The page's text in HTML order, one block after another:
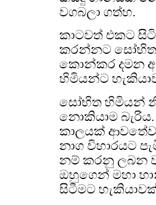
වගබලා ගත්හ.
කාටවත් එකට
කරන්නට
කොන්කර දමන
හිමියන්ට
සෝභිත හිමියන්
නොකියාම බැරිය.
කාලයක්
නාග විහාරයට
නම් කරනු ලබන
ඔහුගෙන් මහා
සිටීමට